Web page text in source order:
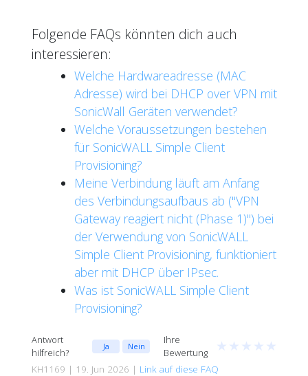
Folgende FAQs könnten dich auch
interessieren:
Welche Hardwareadresse (MAC
Adresse) wird bei DHCP over VPN mit
SonicWall Geräten verwendet?
Welche Voraussetzungen bestehen
für SonicWALL Simple Client
Provisioning?
Meine Verbindung läuft am Anfang
des Verbindungsaufbaus ab ("VPN
Gateway reagiert nicht (Phase 1)") bei
der Verwendung von SonicWALL
Simple Client Provisioning, funktioniert
aber mit DHCP über IPsec.
Was ist SonicWALL Simple Client
Provisioning?
Antwort
hilfreich?
Ja Nein
Ihre
Bewertung
★ ★ ★ ★ ★
KH1169 | 19. Jun 2026 | Link auf diese FAQ